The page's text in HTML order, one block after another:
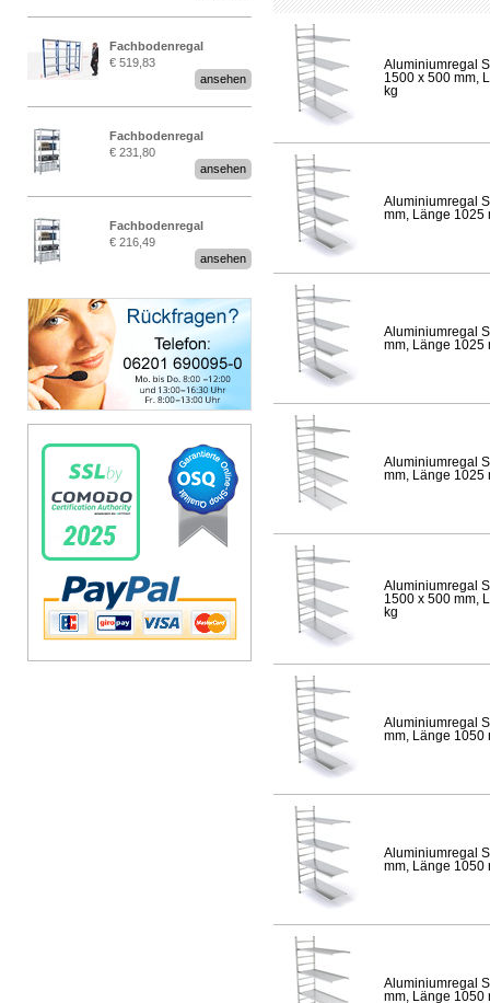
Fachbodenregal
Stecksystem MultiPlus
2,25 Meter breit
€ 519,83
ansehen
Fachbodenregal
Stecksystem MultiPlus
€ 231,80
ansehen
Fachbodenregal
Stecksystem MultiPlus
€ 216,49
ansehen
Aluminiumregal
1500 x 500 mm,
kg
Aluminiumregal
mm, Länge 1025
Aluminiumregal
mm, Länge 1025
Aluminiumregal
mm, Länge 1025
Aluminiumregal
1500 x 500 mm,
kg
Aluminiumregal
mm, Länge 1050
Aluminiumregal
mm, Länge 1050
Aluminiumregal
mm, Länge 1050